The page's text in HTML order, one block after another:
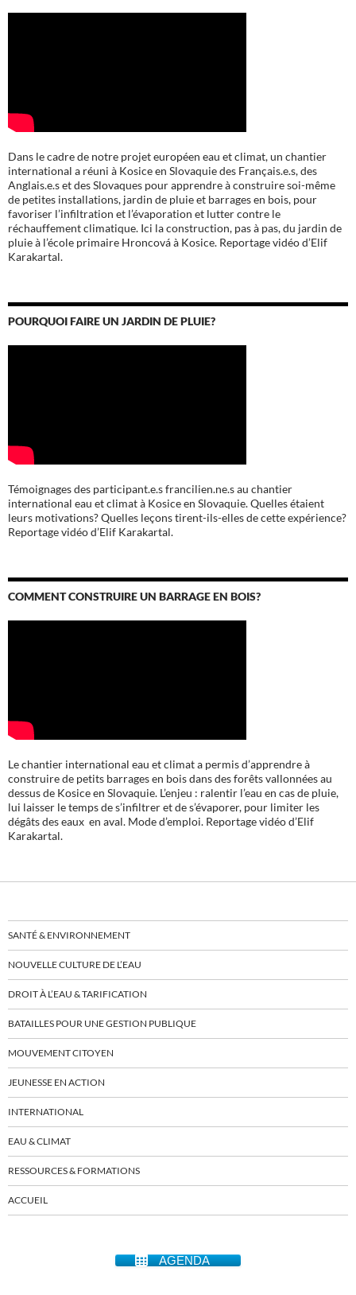
Dans le cadre de notre projet européen eau et climat, un chantier
international a réuni à Kosice en Slovaquie des Français.e.s, des
Anglais.e.s et des Slovaques pour apprendre à construire soi-même
de petites installations, jardin de pluie et barrages en bois, pour
favoriser l’infiltration et l’évaporation et lutter contre le
réchauffement climatique. Ici la construction, pas à pas, du jardin de
pluie à l’école primaire Hroncová à Kosice. Reportage vidéo d’Elif
Karakartal.
POURQUOI FAIRE UN JARDIN DE PLUIE?
Témoignages des participant.e.s francilien.ne.s au chantier
international eau et climat à Kosice en Slovaquie. Quelles étaient
leurs motivations? Quelles leçons tirent-ils-elles de cette expérience?
Reportage vidéo d’Elif Karakartal.
COMMENT CONSTRUIRE UN BARRAGE EN BOIS?
Le chantier international eau et climat a permis d’apprendre à
construire de petits barrages en bois dans des forêts vallonnées au
dessus de Kosice en Slovaquie. L’enjeu : ralentir l’eau en cas de pluie,
lui laisser le temps de s’infiltrer et de s’évaporer, pour limiter les
dégâts des eaux en aval. Mode d’emploi. Reportage vidéo d’Elif
Karakartal.
SANTÉ & ENVIRONNEMENT
NOUVELLE CULTURE DE L’EAU
DROIT À L’EAU & TARIFICATION
BATAILLES POUR UNE GESTION PUBLIQUE
MOUVEMENT CITOYEN
JEUNESSE EN ACTION
INTERNATIONAL
EAU & CLIMAT
RESSOURCES & FORMATIONS
ACCUEIL
AGENDA